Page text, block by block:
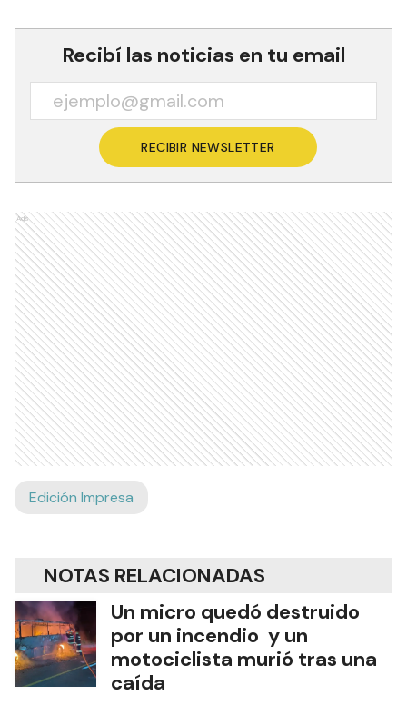
Recibí las noticias en tu email
RECIBIR NEWSLETTER
Ads
Edición Impresa
NOTAS RELACIONADAS
Un micro quedó destruido
por un incendio y un
motociclista murió tras una
caída